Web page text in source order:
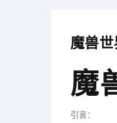
魔兽
魔
引言：